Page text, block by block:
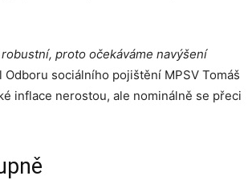
proto očekáváme navýšení
sociálního pojištění MPSV Tomáš
inflace nerostou, ale nominálně se přeci